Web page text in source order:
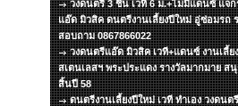
วงดนตรี 3 ชิ้น เวที 6 ม.+ไมมีแดนซ์ แจก
แอ๊ด มิวสิค ดนตรีงานเลี้ยงปีใหม่ อู่ซ่อมรถ
สอบถาม 0867866022
วงดนตรีแอ๊ด มิวสิค เวที+แดนซ์ งานเลี้ย
สเตนเลสฯ พระประแดง รางวัลมากมาย
สิ้นปี 58
ดนตรีงานเลี้ยงปีใหม่ เวที ทำเอง วงดน